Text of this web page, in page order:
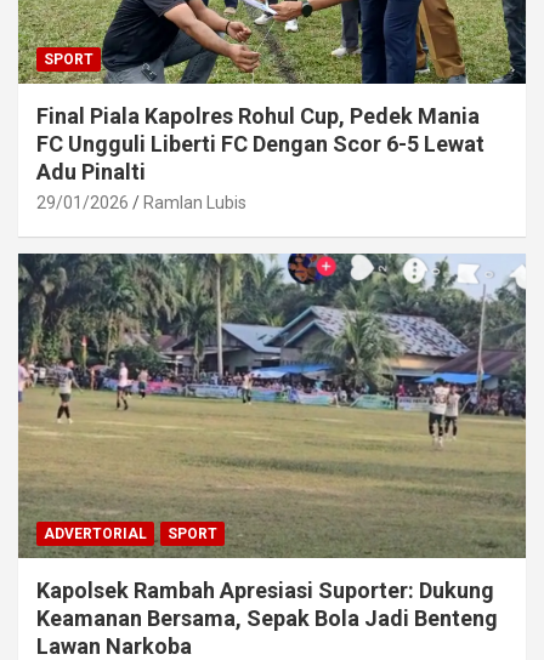
SPORT
Final Piala Kapolres Rohul Cup, Pedek Mania
FC Ungguli Liberti FC Dengan Scor 6-5 Lewat
Adu Pinalti
29/01/2026 Ramlan Lubis
ADVERTORIAL SPORT
Kapolsek Rambah Apresiasi Suporter: Dukung
Keamanan Bersama, Sepak Bola Jadi Benteng
Lawan Narkoba